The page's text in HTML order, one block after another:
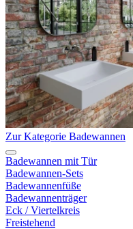
Zur Kategorie Badewannen
Badewannen mit Tür
Badewannen-Sets
Badewannenfüße
Badewannenträger
Eck / Viertelkreis
Freistehend